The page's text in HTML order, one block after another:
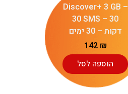
Discover+ 3 GB –
30 SMS – 30
דקות – 30 ימים
142 ₪
הוספה לסל